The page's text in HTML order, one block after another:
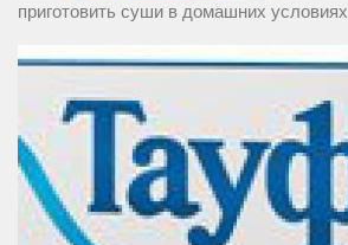
приготовить суши в домашних условиях